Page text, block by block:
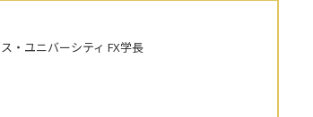
・ユニバーシティ FX学長